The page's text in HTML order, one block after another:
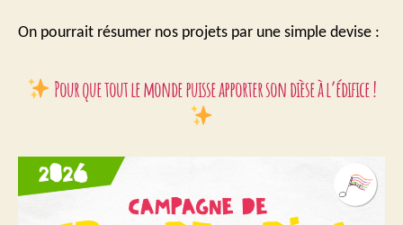
On pourrait résumer nos projets par une simple devise :
Pour que tout le monde puisse apporter son dièse à l’édifice!